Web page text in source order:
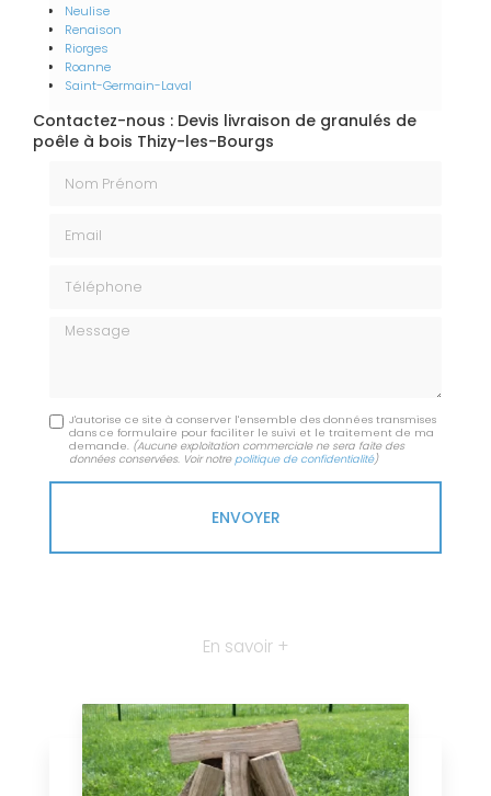
Neulise
Renaison
Riorges
Roanne
Saint-Germain-Laval
Contactez-nous : Devis livraison de granulés de
poêle à bois Thizy-les-Bourgs
Message
J'autorise ce site à conserver l'ensemble des données transmises
dans ce formulaire pour faciliter le suivi et le traitement de ma
demande. (Aucune exploitation commerciale ne sera faite des
données conservées. Voir notre politique de confidentialité)
En savoir +